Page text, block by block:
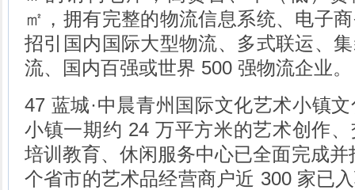
㎡，拥有完整的物流信息系统、电子
招引国内国际大型物流、多式联运、
流、国内百强或世界 500 强物流企业。
47 蓝城·中晨青州国际文化艺术小镇
小镇一期约 24 万平方米的艺术创作
培训教育、休闲服务中心已全面完成
个省市的艺术品经营商户近 300 家已